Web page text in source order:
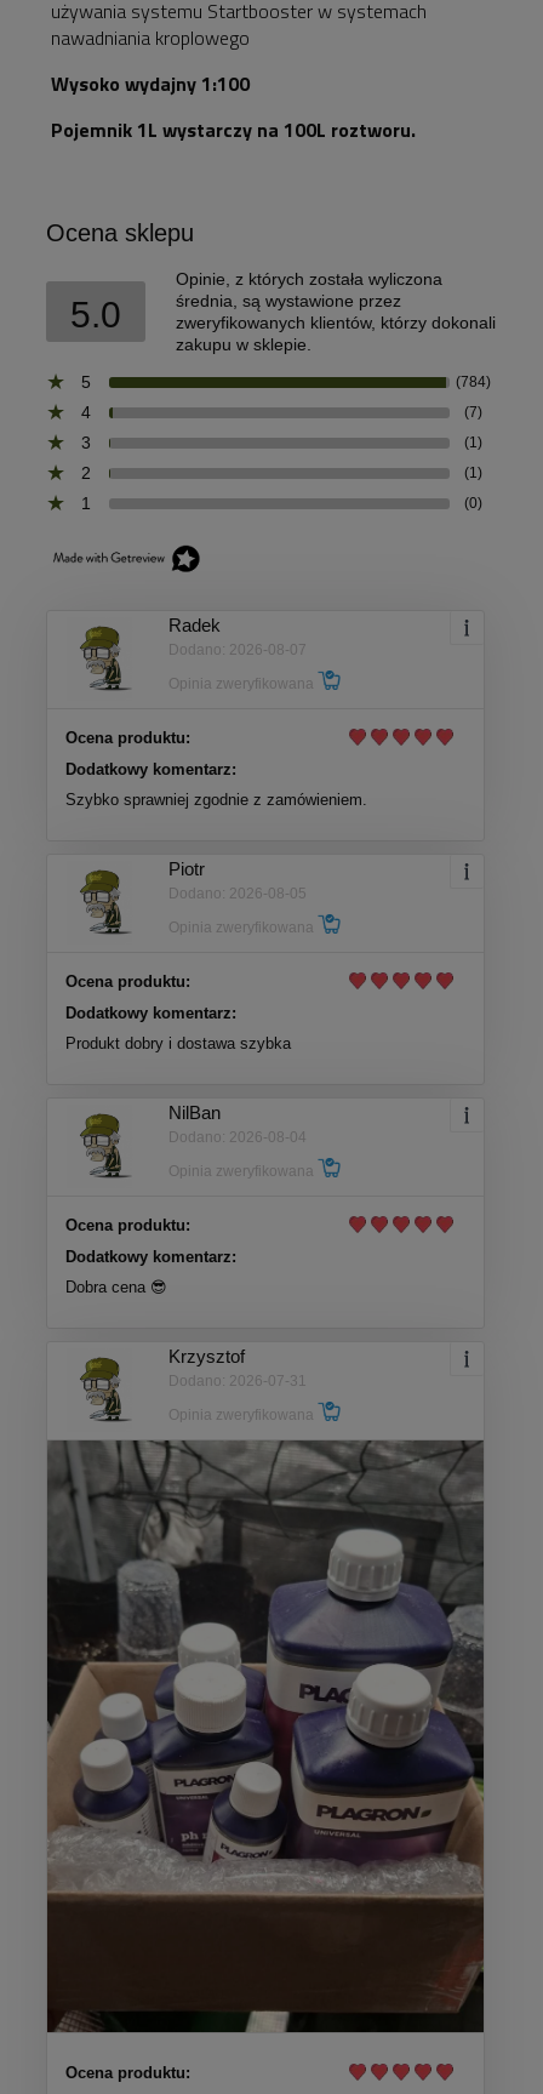
używania systemu Startbooster w systemach
nawadniania kroplowego
Wysoko wydajny 1:100
Pojemnik 1L wystarczy na 100L roztworu.
Ocena sklepu
5.0
Opinie, z których została wyliczona
średnia, są wystawione przez
zweryfikowanych klientów, którzy dokonali
zakupu w sklepie.
5
(784)
4 (7)
3 (1)
2 (1)
1 (0)
Radek
Dodano: 2026-08-07
Opinia zweryfikowana
Ocena produktu:
Dodatkowy komentarz:
Szybko sprawniej zgodnie z zamówieniem.
Piotr
Dodano: 2026-08-05
Opinia zweryfikowana
Ocena produktu:
Dodatkowy komentarz:
Produkt dobry i dostawa szybka
NilBan
Dodano: 2026-08-04
Opinia zweryfikowana
Ocena produktu:
Dodatkowy komentarz:
Dobra cena 😎
Krzysztof
Dodano: 2026-07-31
Opinia zweryfikowana
Ocena produktu: